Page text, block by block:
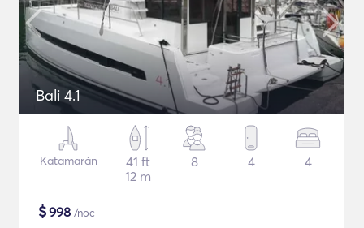
Bali 4.1
Katamarán
41 ft
12 m
8 4 4
$998 /noc